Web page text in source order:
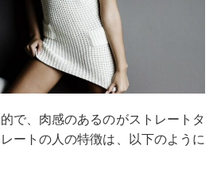
で、肉感のあるのがストレートタ
ートの人の特徴は、以下のように